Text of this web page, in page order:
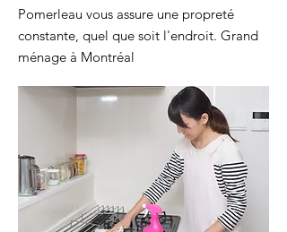
Pomerleau vous assure une propreté
constante, quel que soit l'endroit. Grand
ménage à Montréal